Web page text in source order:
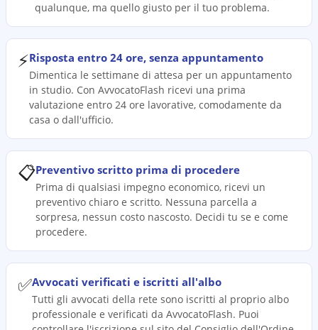
qualunque, ma quello giusto per il tuo problema.
⚡Risposta entro 24 ore, senza appuntamento
Dimentica le settimane di attesa per un appuntamento
in studio. Con AvvocatoFlash ricevi una prima
valutazione entro 24 ore lavorative, comodamente da
casa o dall'ufficio.
📋Preventivo scritto prima di procedere
Prima di qualsiasi impegno economico, ricevi un
preventivo chiaro e scritto. Nessuna parcella a
sorpresa, nessun costo nascosto. Decidi tu se e come
procedere.
✅Avvocati verificati e iscritti all'albo
Tutti gli avvocati della rete sono iscritti al proprio albo
professionale e verificati da AvvocatoFlash. Puoi